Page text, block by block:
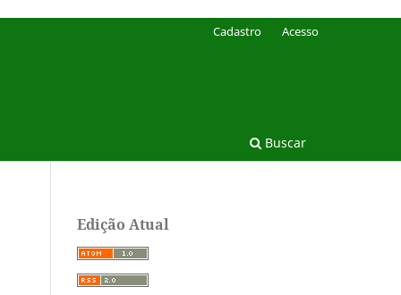
Buscar
Cadastro Acesso
Edição Atual